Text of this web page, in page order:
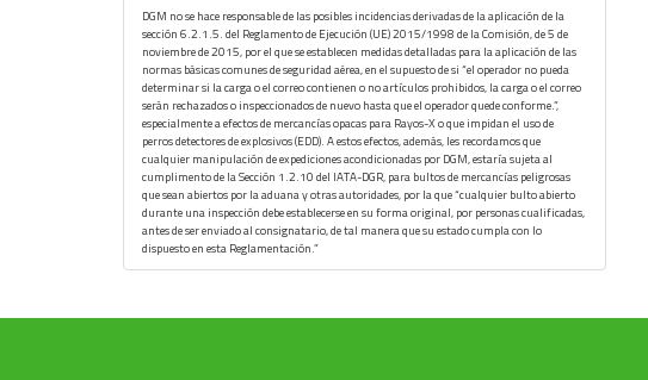
DGM no se hace responsable de las posibles incidencias derivadas de la aplicación de la
sección 6.2.1.5. del Reglamento de Ejecución (UE) 2015/1998 de la Comisión, de 5 de
noviembre de 2015, por el que se establecen medidas detalladas para la aplicación de las
normas básicas comunes de seguridad aérea, en el supuesto de si “el operador no pueda
determinar si la carga o el correo contienen o no artículos prohibidos, la carga o el correo
serán rechazados o inspeccionados de nuevo hasta que el operador quede conforme.”,
especialmente a efectos de mercancías opacas para Rayos-X o que impidan el uso de
perros detectores de explosivos (EDD). A estos efectos, además, les recordamos que
cualquier manipulación de expediciones acondicionadas por DGM, estaría sujeta al
cumplimento de la Sección 1.2.10 del IATA-DGR, para bultos de mercancías peligrosas
que sean abiertos por la aduana y otras autoridades, por la que “cualquier bulto abierto
durante una inspección debe establecerse en su forma original, por personas cualificadas,
antes de ser enviado al consignatario, de tal manera que su estado cumpla con lo
dispuesto en esta Reglamentación.”